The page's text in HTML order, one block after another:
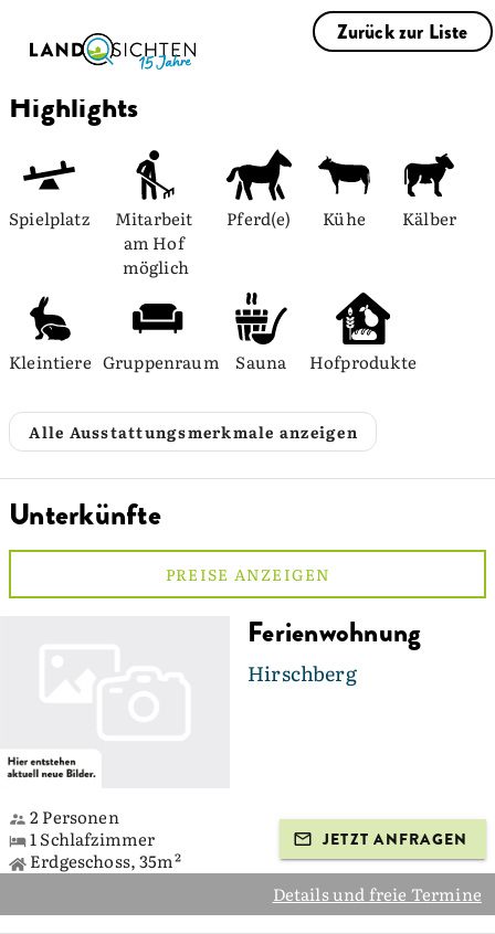
Zurück zur Liste
Highlights
Spielplatz
Mitarbeit
am Hof
möglich
Pferd(e) Kühe Kälber
Kleintiere Gruppenraum Sauna Hofprodukte
Alle Ausstattungsmerkmale anzeigen
Unterkünfte
PREISE ANZEIGEN
Ferienwohnung
Hirschberg
2 Personen
1 Schlafzimmer
Erdgeschoss, 35m²
JETZT ANFRAGEN
Details und freie Termine